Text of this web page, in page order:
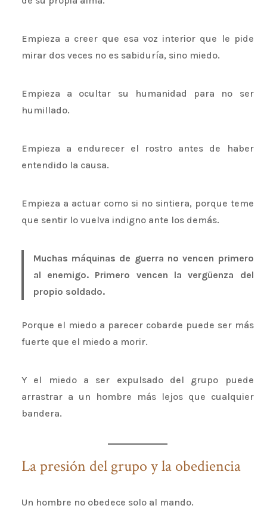
Empieza a creer que esa voz interior que le pide
mirar dos veces no es sabiduría, sino miedo.
Empieza a ocultar su humanidad para no ser
humillado.
Empieza a endurecer el rostro antes de haber
entendido la causa.
Empieza a actuar como si no sintiera, porque teme
que sentir lo vuelva indigno ante los demás.
Muchas máquinas de guerra no vencen primero
al enemigo. Primero vencen la vergüenza del
propio soldado.
Porque el miedo a parecer cobarde puede ser más
fuerte que el miedo a morir.
Y el miedo a ser expulsado del grupo puede
arrastrar a un hombre más lejos que cualquier
bandera.
La presión del grupo y la obediencia
Un hombre no obedece solo al mando.